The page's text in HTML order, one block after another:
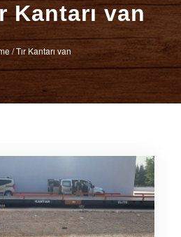
Kantarı van
/Tır Kantarı van